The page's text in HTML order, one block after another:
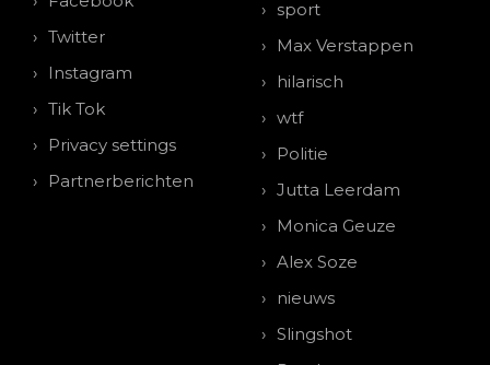
Twitter
Instagram
Tik Tok
Privacy settings
Partnerberichten
sport
Max Verstappen
hilarisch
wtf
Politie
Jutta Leerdam
Monica Geuze
Alex Soze
nieuws
Slingshot